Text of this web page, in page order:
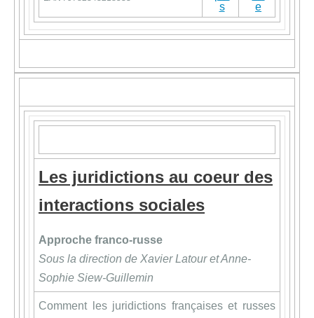
Les juridictions au coeur des
interactions sociales
Approche franco-russe
Sous la direction de Xavier Latour et Anne-
Sophie Siew-Guillemin
Comment les juridictions françaises et russes